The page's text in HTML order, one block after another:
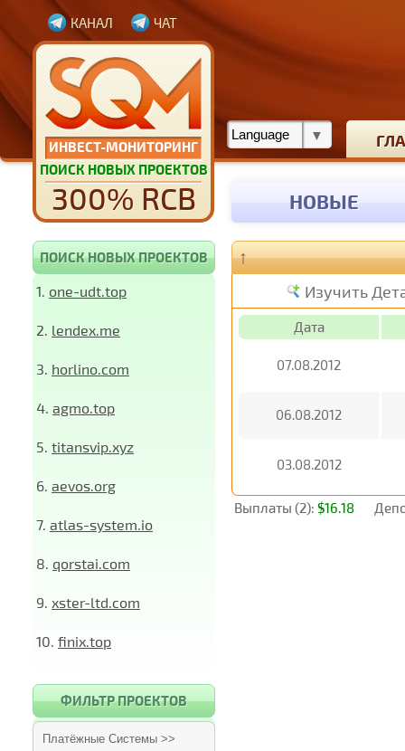
ИНВЕСТ-МОНИТОРИНГ
ПОИСК НОВЫХ ПРОЕКТОВ
300% RCB
КАНАЛ ЧАТ
НОВЫЕ
ПОИСК НОВЫХ ПРОЕКТОВ
1. one-udt.top
2. lendex.me
3. horlino.com
4. agmo.top
5. titansvip.xyz
6. aevos.org
7. atlas-system.io
8. qorstai.com
9. xster-ltd.com
10. finix.top
ФИЛЬТР ПРОЕКТОВ
Платёжные Системы >>
↑
Изучить
Дата
07.08.2012
06.08.2012
03.08.2012
Выплаты (2): $16.18